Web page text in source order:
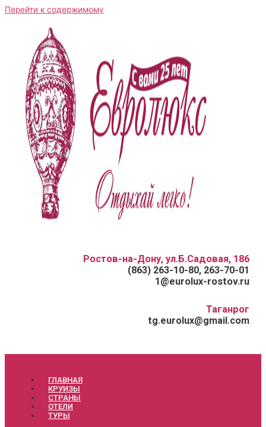
Перейти к содержимому
Ростов-на-Дону, ул.Б.Садовая, 186
(863) 263-10-80, 263-70-01
1@eurolux-rostov.ru
Таганрог
tg.eurolux@gmail.com
ГЛАВНАЯ
КРУИЗЫ
СТРАНЫ
ОТЕЛИ
ТУРЫ